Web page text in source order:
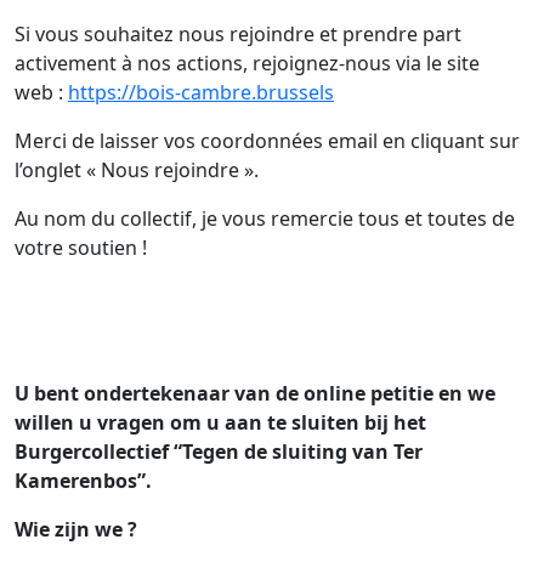
Si vous souhaitez nous rejoindre et prendre part
activement à nos actions, rejoignez-nous via le site
web : https://bois-cambre.brussels
Merci de laisser vos coordonnées email en cliquant sur
l’onglet « Nous rejoindre ».
Au nom du collectif, je vous remercie tous et toutes de
votre soutien !
U bent ondertekenaar van de online petitie en we
willen u vragen om u aan te sluiten bij het
Burgercollectief “Tegen de sluiting van Ter
Kamerenbos”.
Wie zijn we ?